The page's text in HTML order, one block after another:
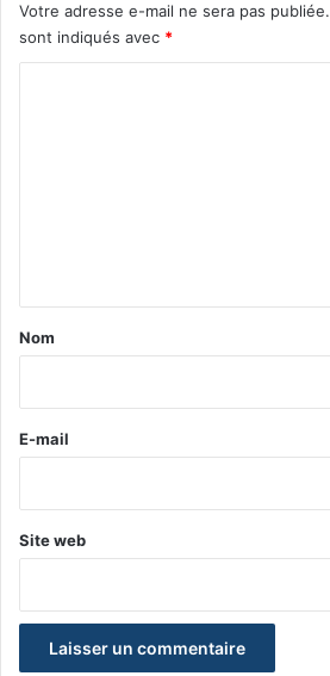
Votre adresse e-mail ne sera pas publiée.
sont indiqués avec *
a
e
Nom
E-mail
Site web